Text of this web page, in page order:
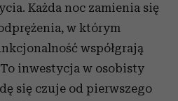
Każda noc zamienia się
w którym
współgrają
inwestycja w osobisty
się czuje od pierwszego